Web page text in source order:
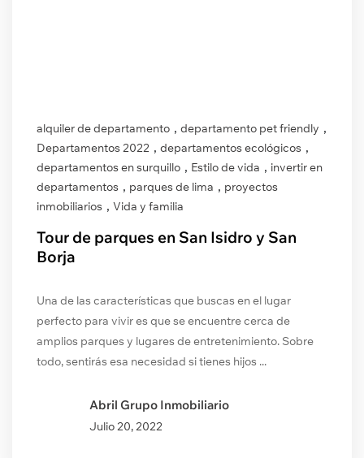
alquiler de departamento , departamento pet friendly ,
Departamentos 2022 , departamentos ecológicos ,
departamentos en surquillo , Estilo de vida , invertir en
departamentos , parques de lima , proyectos
inmobiliarios , Vida y familia
Tour de parques en San Isidro y San
Borja
Una de las características que buscas en el lugar
perfecto para vivir es que se encuentre cerca de
amplios parques y lugares de entretenimiento. Sobre
todo, sentirás esa necesidad si tienes hijos ...
Abril Grupo Inmobiliario
Julio20, 2022